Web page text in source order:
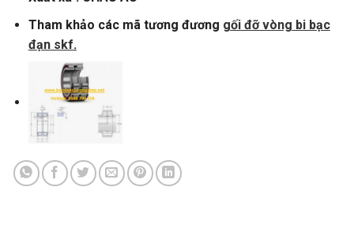
Tham khảo các mã tương đương gối đỡ vòng bi bạc
đạn skf.